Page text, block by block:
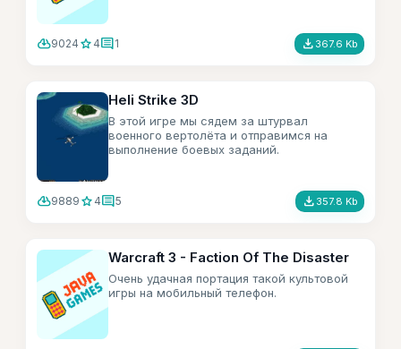
cloud_download9024 star 4comment1 file_download 367.6 Kb
Heli Strike 3D
В этой игре мы сядем за штурвал
военного вертолёта и отправимся на
выполнение боевых заданий.
cloud_download9889 star 4comment5 file_download 357.8 Kb
Warcraft 3 - Faction Of The Disaster
Очень удачная портация такой культовой
игры на мобильный телефон.